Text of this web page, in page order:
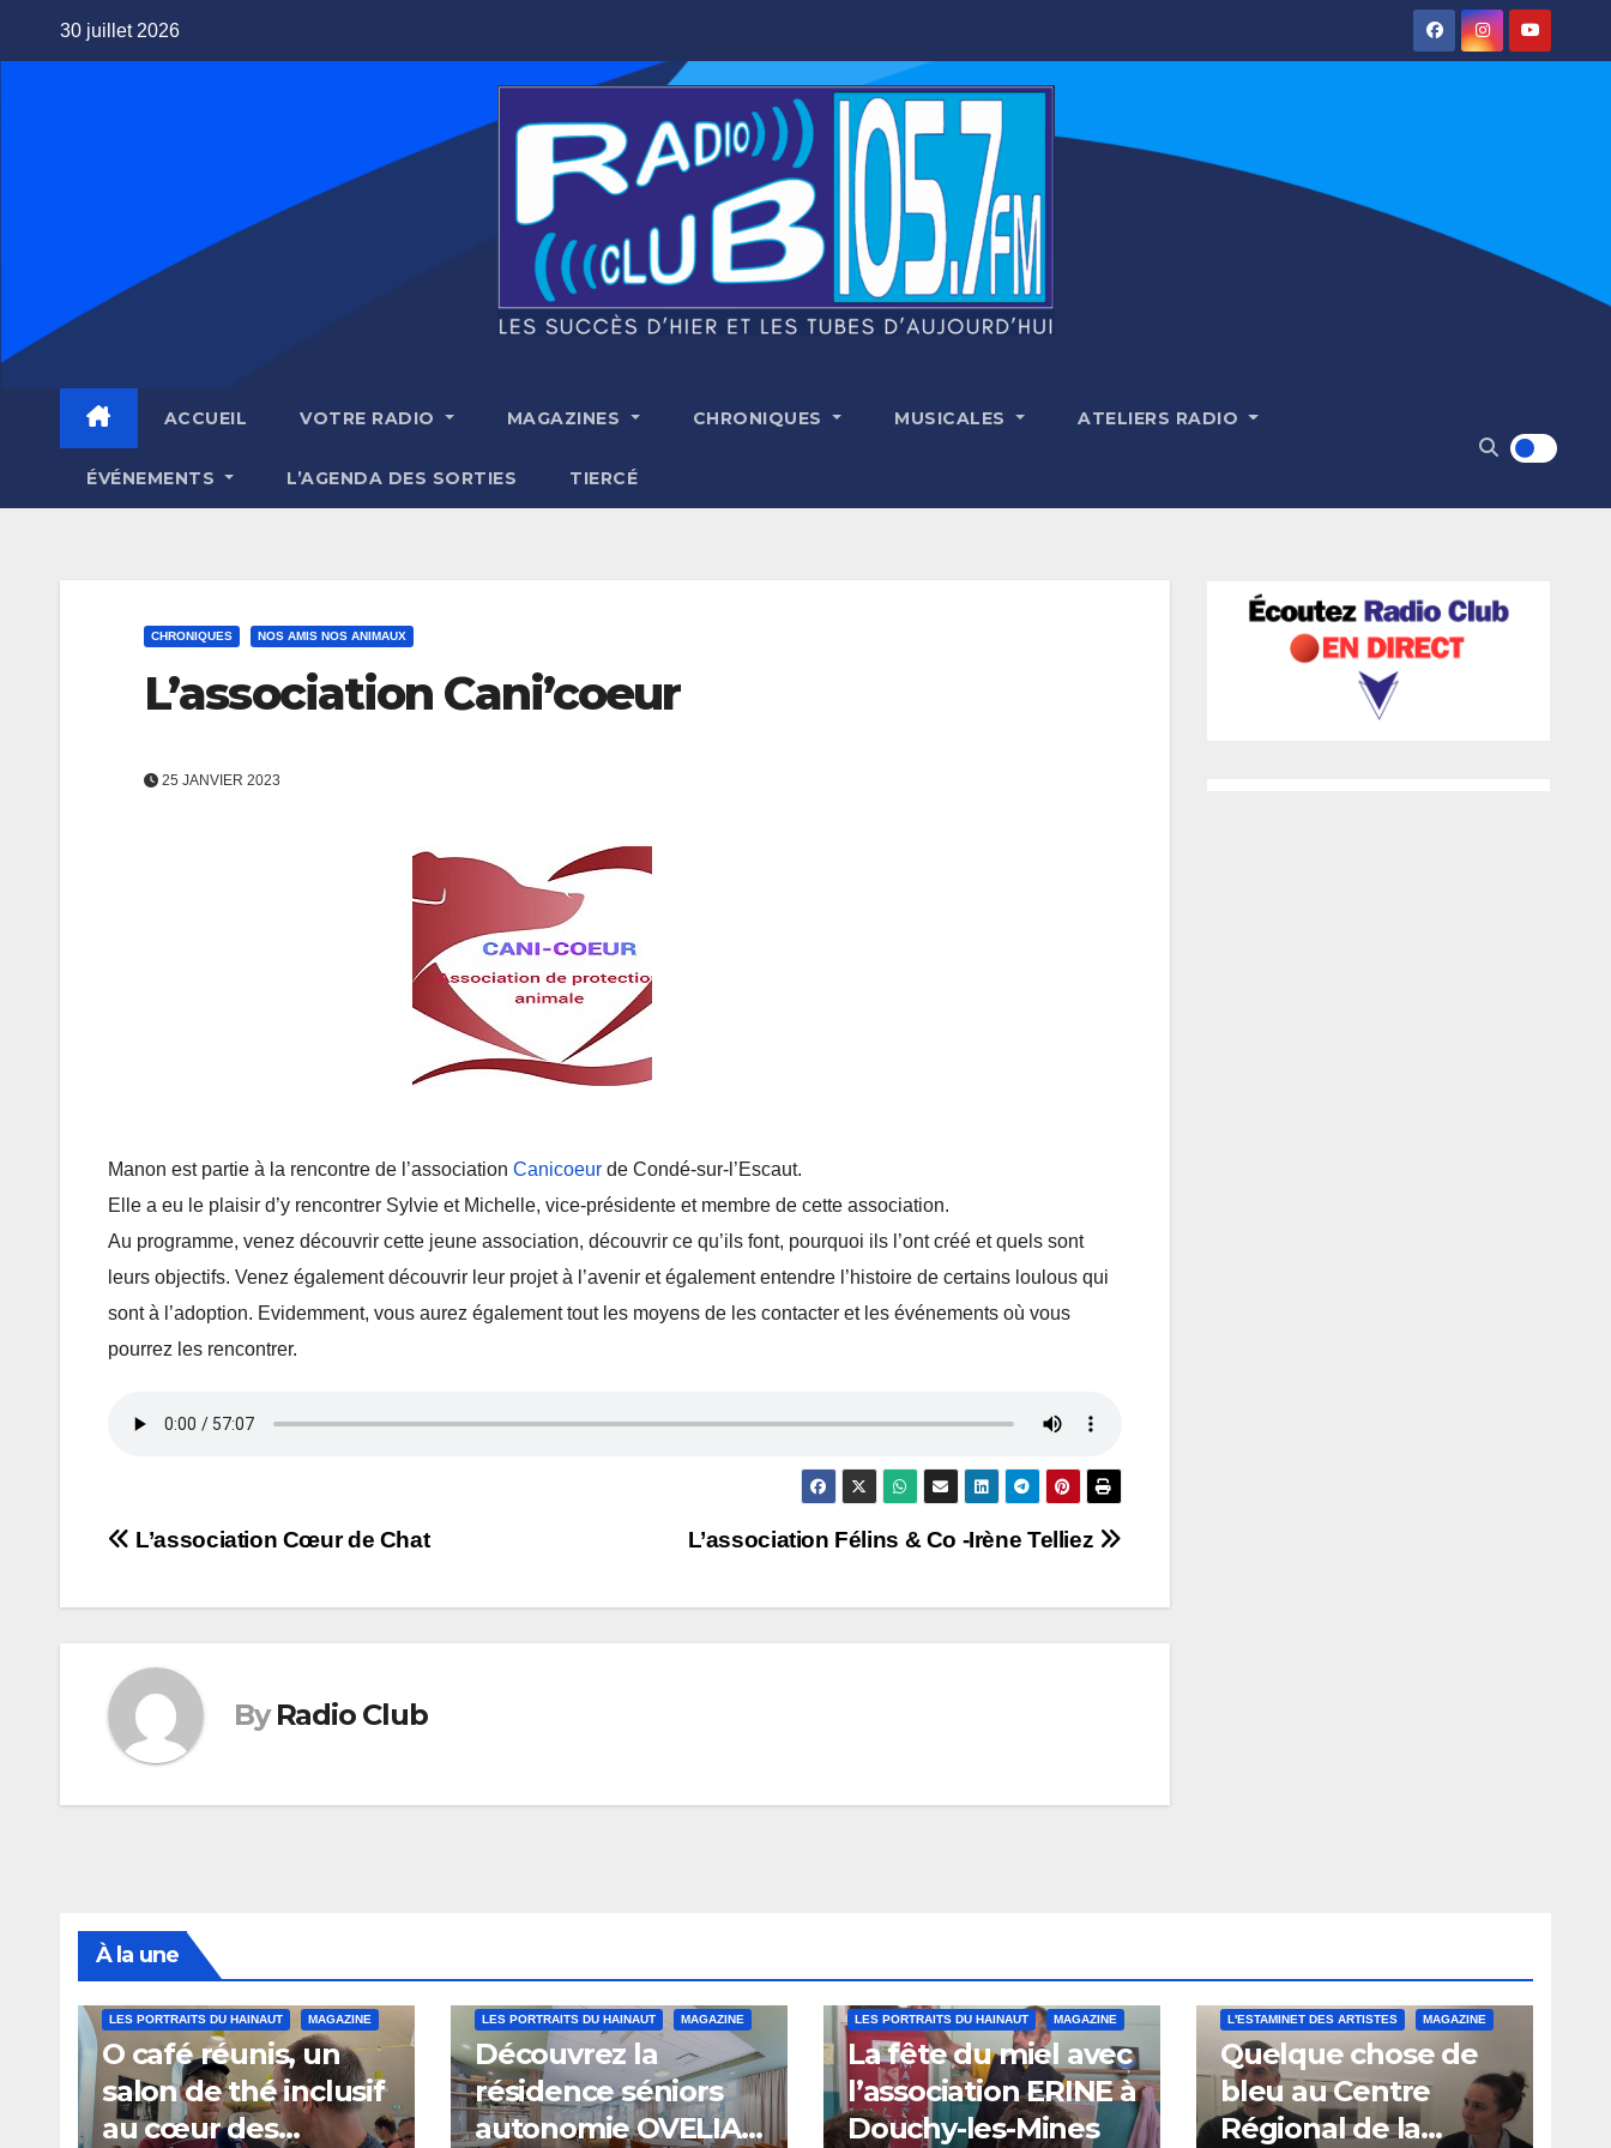
30 juillet 2026
ACCUEIL VOTRE RADIO MAGAZINES CHRONIQUES MUSICALES ATELIERS RADIO
ÉVÉNEMENTS L’AGENDA DES SORTIES TIERCÉ
CHRONIQUES NOS AMIS NOS ANIMAUX
L’association Cani’coeur
25 JANVIER 2023
Manon est partie à la rencontre de l’association Canicoeur de Condé-sur-l’Escaut.
Elle a eu le plaisir d’y rencontrer Sylvie et Michelle, vice-présidente et membre de cette association.
Au programme, venez découvrir cette jeune association, découvrir ce qu’ils font, pourquoi ils l’ont créé et quels sont
leurs objectifs. Venez également découvrir leur projet à l’avenir et également entendre l’histoire de certains loulous qui
sont à l’adoption. Evidemment, vous aurez également tout les moyens de les contacter et les événements où vous
pourrez les rencontrer.
Navigation
de
L’association Félins & Co -Irène Telliez
L’association Cœur de Chat
By Radio Club
À la une
LES PORTRAITS DU HAINAUT MAGAZINE
O café réunis, un
salon de thé inclusif
au cœur des
LES PORTRAITS DU HAINAUT MAGAZINE
Découvrez la
résidence séniors
autonomie OVELIA
LES PORTRAITS DU HAINAUT MAGAZINE
La fête du miel avec
l’association ERINE à
Douchy-les-Mines
L'ESTAMINET DES ARTISTES MAGAZINE
Quelque chose de
bleu au Centre
Régional de la